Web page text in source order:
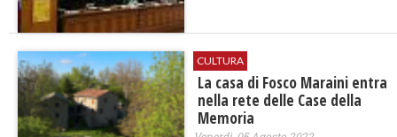
CULTURA
La casa di Fosco Maraini entra
nella rete delle Case della
Memoria